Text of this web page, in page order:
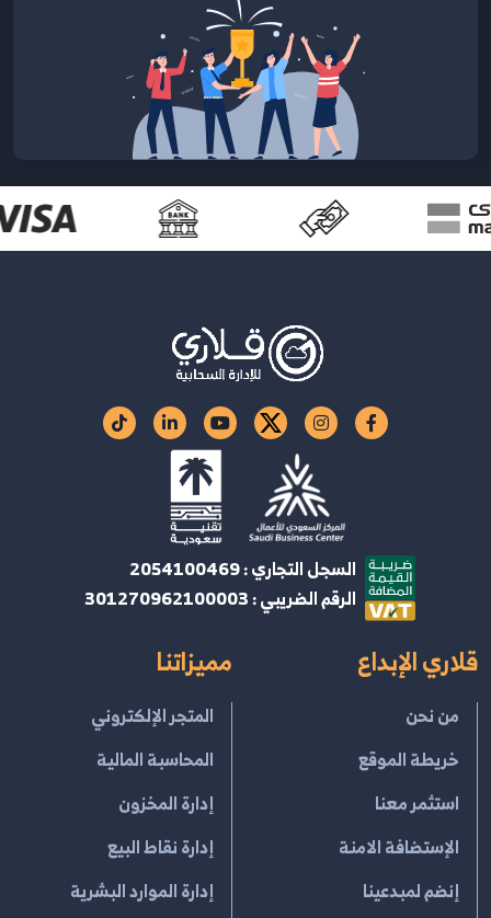
السجل التجاري : 2054100469
الرقم الضريبي : 301270962100003
قلاري الإبداع
من نحن
خريطة الموقع
استثمر معنا
الإستضافة الامنة
إنضم لمبدعينا
مميزاتنا
المتجر الإلكتروني
المحاسبة المالية
إدارة المخزون
إدارة نقاط البيع
إدارة الموارد البشرية